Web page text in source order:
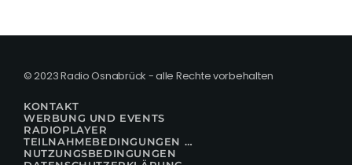
© 2023 Radio Osnabrück - alle Rechte vorbehalten
KONTAKT
WERBUNG UND EVENTS
RADIOPLAYER
TEILNAHMEBEDINGUNGEN FÜR GEWINNSPIELE
NUTZUNGSBEDINGUNGEN